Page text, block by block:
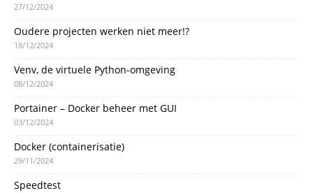
27/12/2024
Oudere projecten werken niet meer!?
18/12/2024
Venv, de virtuele Python-omgeving
08/12/2024
Portainer – Docker beheer met GUI
03/12/2024
Docker (containerisatie)
29/11/2024
Speedtest